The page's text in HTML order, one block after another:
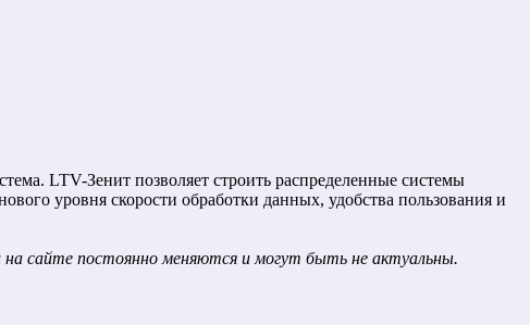
LTV-Зенит позволяет строить распределенные системы
уровня скорости обработки данных, удобства пользования и
сайте постоянно меняются и могут быть не актуальны.